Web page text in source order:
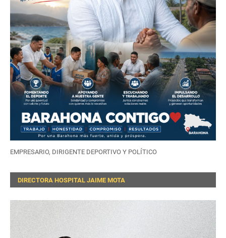
EMPRESARIO, DIRIGENTE DEPORTIVO Y POLÍTICO
DIRECTORA HOSPITAL JAIME MOTA